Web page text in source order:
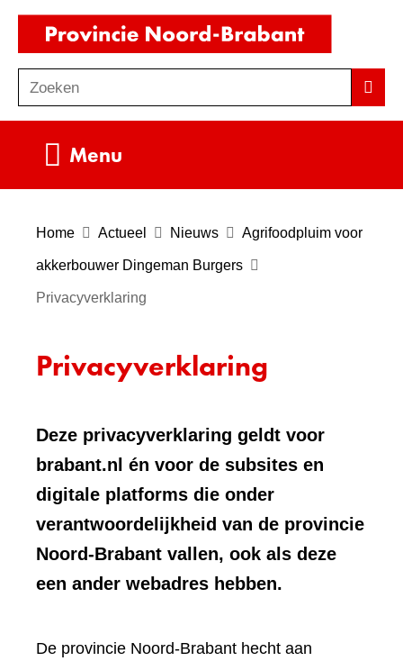
Ga
de
inhoud
o
e
Zoeken
Menu
Home Actueel Nieuws Agrifoodpluim voor
akkerbouwer Dingeman Burgers
Privacyverklaring
Privacyverklaring
Deze privacyverklaring geldt voor
brabant.nl én voor de subsites en
digitale platforms die onder
verantwoordelijkheid van de provincie
Noord-Brabant vallen, ook als deze
een ander webadres hebben.
De provincie Noord-Brabant hecht aan